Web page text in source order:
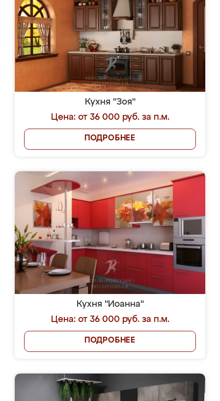
Кухня "Зоя"
Цена: от 36 000 руб. за п.м.
ПОДРОБНЕЕ
Кухня "Иоанна"
Цена: от 36 000 руб. за п.м.
ПОДРОБНЕЕ